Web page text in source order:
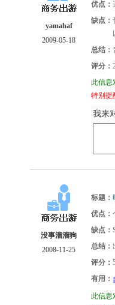
yamahaf
2009-05-18
优点：
缺点：
总结：
评分：
此信息
特别提
我来
没事溜溜狗
2008-11-25
标题：
优点：
缺点：
总结：
评分：
有用：
此信息